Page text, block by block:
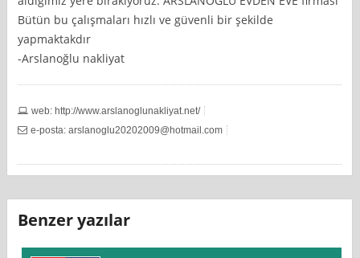
Bütün bu çalışmaları hızlı ve güvenli bir şekilde
yapmaktakdır
-Arslanoğlu nakliyat
web: http://www.arslanoglunakliyat.net/
e-posta:arslanoglu20202009@hotmail.com
Benzer yazılar